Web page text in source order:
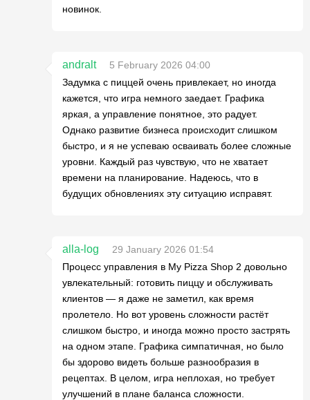
новинок.
andralt
5 February 2026 04:00
Задумка с пиццей очень привлекает, но иногда
кажется, что игра немного заедает. Графика
яркая, а управление понятное, это радует.
Однако развитие бизнеса происходит слишком
быстро, и я не успеваю осваивать более сложные
уровни. Каждый раз чувствую, что не хватает
времени на планирование. Надеюсь, что в
будущих обновлениях эту ситуацию исправят.
alla-log
29 January 2026 01:54
Процесс управления в My Pizza Shop 2 довольно
увлекательный: готовить пиццу и обслуживать
клиентов — я даже не заметил, как время
пролетело. Но вот уровень сложности растёт
слишком быстро, и иногда можно просто застрять
на одном этапе. Графика симпатичная, но было
бы здорово видеть больше разнообразия в
рецептах. В целом, игра неплохая, но требует
улучшений в плане баланса сложности.